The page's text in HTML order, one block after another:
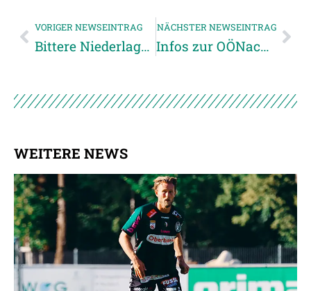
VORIGER NEWSEINTRAG
Bittere Niederlage in Tirol
NÄCHSTER NEWSEINTRAG
Infos zur OÖNachrichten-Fanfahrt zum Cupfinale
WEITERE NEWS